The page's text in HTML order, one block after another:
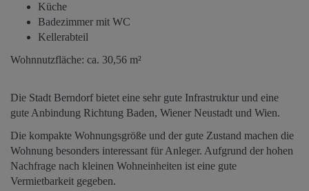
Küche
Badezimmer mit WC
Kellerabteil
Wohnnutzfläche: ca. 30,56 m²
Die Stadt Berndorf bietet eine sehr gute Infrastruktur und eine
gute Anbindung Richtung Baden, Wiener Neustadt und Wien.
Die kompakte Wohnungsgröße und der gute Zustand machen die
Wohnung besonders interessant für Anleger. Aufgrund der hohen
Nachfrage nach kleinen Wohneinheiten ist eine gute
Vermietbarkeit gegeben.